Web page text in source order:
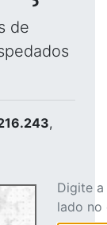
de
,
Digite
lado no